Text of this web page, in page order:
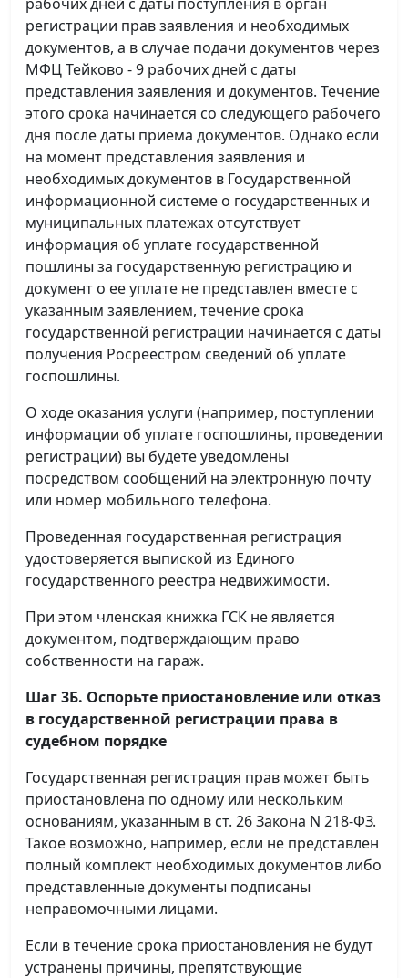
регистрации прав заявления и необходимых
документов, а в случае подачи документов через
МФЦ Тейково - 9 рабочих дней с даты
представления заявления и документов. Течение
этого срока начинается со следующего рабочего
дня после даты приема документов. Однако если
на момент представления заявления и
необходимых документов в Государственной
информационной системе о государственных и
муниципальных платежах отсутствует
информация об уплате государственной
пошлины за государственную регистрацию и
документ о ее уплате не представлен вместе с
указанным заявлением, течение срока
государственной регистрации начинается с даты
получения Росреестром сведений об уплате
госпошлины.
О ходе оказания услуги (например, поступлении
информации об уплате госпошлины, проведении
регистрации) вы будете уведомлены
посредством сообщений на электронную почту
или номер мобильного телефона.
Проведенная государственная регистрация
удостоверяется выпиской из Единого
государственного реестра недвижимости.
При этом членская книжка ГСК не является
документом, подтверждающим право
собственности на гараж.
Шаг 3Б. Оспорьте приостановление или отказ
в государственной регистрации права в
судебном порядке
Государственная регистрация прав может быть
приостановлена по одному или нескольким
основаниям, указанным в ст. 26 Закона N 218-ФЗ.
Такое возможно, например, если не представлен
полный комплект необходимых документов либо
представленные документы подписаны
неправомочными лицами.
Если в течение срока приостановления не будут
устранены причины, препятствующие